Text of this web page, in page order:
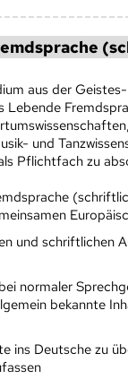
aus der
und
Pflichtfach zu
und schriftlichen
normaler
bekannte
ins Deutsche zu